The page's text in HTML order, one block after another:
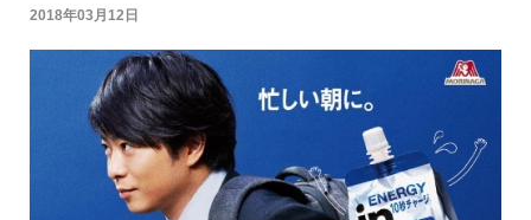
2018年03月12日